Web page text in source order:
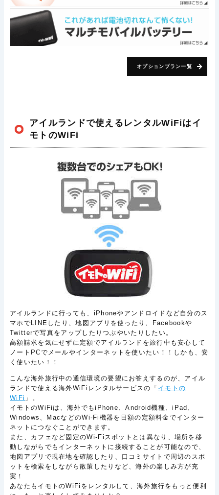
オプションプラン一覧
アイルランドで使えるレンタルWiFiはイ
モトのWiFi
アイルランドに行っても、iPhoneやアンドロイドなど自分のス
マホでLINEしたり、地図アプリを使ったり、Facebookや
Twitterで写真をアップしたりつぶやいたりしたい。
高額請求を気にせずに定額でアイルランドを旅行中も安心して
ノートPCでメールやインターネットを使いたい！！しかも、安
く使いたい！！
こんな海外旅行中の通信環境の要望にお答えするのが、アイル
ランドで使える海外WiFiレンタルサービスの「 イモトの
WiFi 」。
イモトのWiFiは、海外でもiPhone、Android機種、iPad、
Windows、MacなどのWi-Fi機器を日額の定額料金でインター
ネットにつなぐことができます。
また、カフェなど固定のWi-Fiスポットとは異なり、場所を移
動しながらでもインターネットに接続することが可能なので、
地図アプリで現在地を確認したり、口コミサイトで周辺のスポ
ットを検索をしながら散策したりなど、海外の楽しみ方が充
実！
あなたもイモトのWiFiをレンタルして、海外旅行をもっと便利